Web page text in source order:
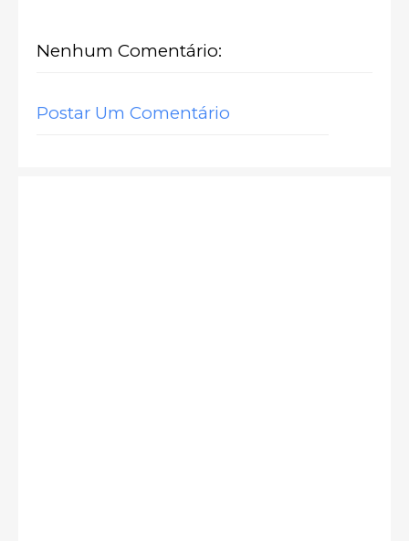
Nenhum Comentário:
Postar Um Comentário